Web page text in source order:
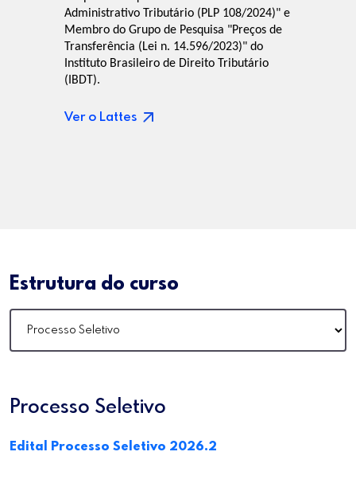
Administrativo Tributário (PLP 108/2024)" e
Membro do Grupo de Pesquisa "Preços de
Transferência (Lei n. 14.596/2023)" do
Instituto Brasileiro de Direito Tributário
(IBDT).
Ver o Lattes
Estrutura do curso
Processo Seletivo
Edital Processo Seletivo 2026.2